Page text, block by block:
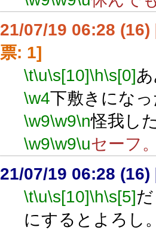
21/07/19 06:28 (16)
票: 1]
\t\u\s[10]\h\s[0]
\w4下敷きにな
\w9\w9\n怪我し
\w9\w9\uセーフ
21/07/19 06:28 (16)
\t\u\s[10]\h\s[5]
にするとよろし